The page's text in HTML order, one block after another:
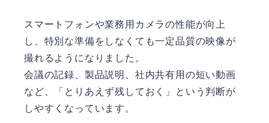
スマートフォンや業務用カメラの性能が向上
し、特別な準備をしなくても一定品質の映像が
撮れるようになりました。
会議の記録、製品説明、社内共有用の短い動画
など、「とりあえず残しておく」という判断が
しやすくなっています。